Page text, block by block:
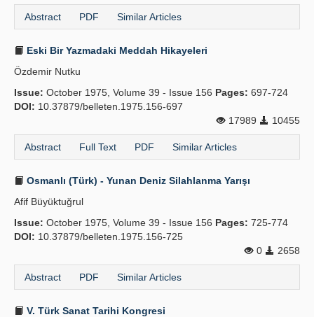
Abstract PDF Similar Articles
Eski Bir Yazmadaki Meddah Hikayeleri
Özdemir Nutku
Issue: October 1975, Volume 39 - Issue 156 Pages: 697-724
DOI: 10.37879/belleten.1975.156-697
17989
10455
Abstract Full Text PDF Similar Articles
Osmanlı (Türk) - Yunan Deniz Silahlanma Yarışı
Afif Büyüktuğrul
Issue: October 1975, Volume 39 - Issue 156 Pages: 725-774
DOI: 10.37879/belleten.1975.156-725
0
2658
Abstract PDF Similar Articles
V. Türk Sanat Tarihi Kongresi